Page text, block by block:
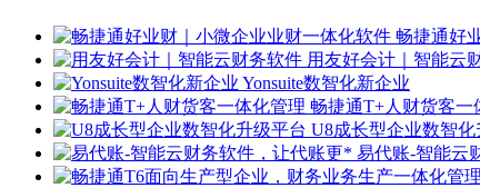
畅捷通好
用友好会计｜智能云
Yonsuite数智化新企业
畅捷通T+人财货客一
U8成长型企业数智化
易代账-智能云